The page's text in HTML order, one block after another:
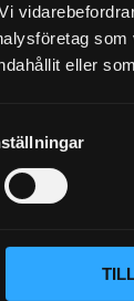
eller